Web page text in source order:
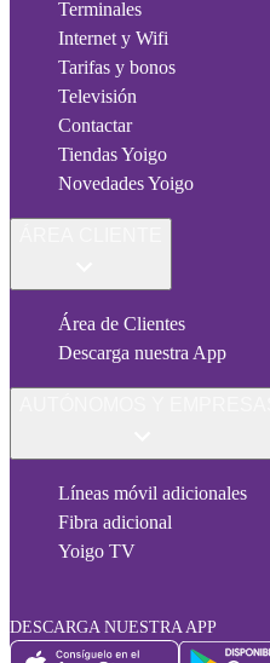
Terminales
Internet y Wifi
Tarifas y bonos
Televisión
Contactar
Tiendas Yoigo
Novedades Yoigo
Área de Clientes
Descarga nuestra App
Líneas móvil adicionales
Fibra adicional
Yoigo TV
DESCARGA NUESTRA APP